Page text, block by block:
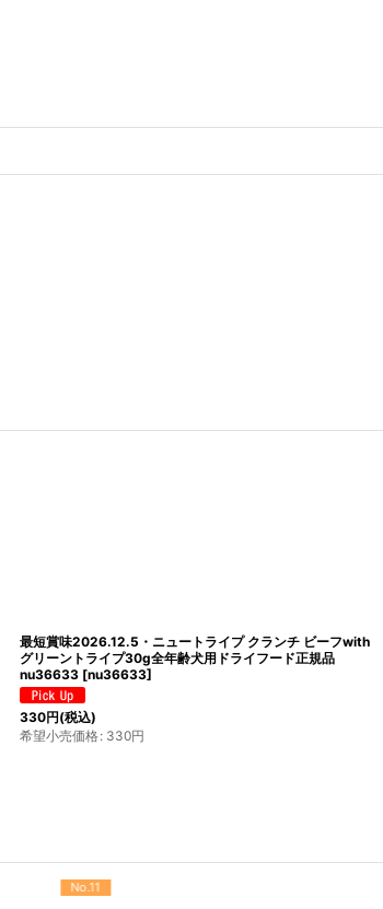
最短賞味2026.12.5・ニュートライプ クランチ ビーフwith
グリーントライプ30g全年齢犬用ドライフード正規品
nu36633 [nu36633]
330円(税込)
希望小売価格: 330円